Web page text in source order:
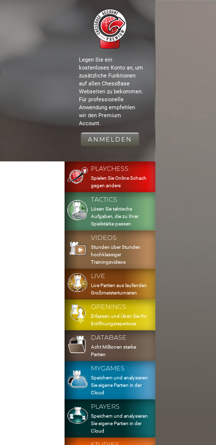
Legen Sie ein
kostenloses Konto an, um
zusätzliche Funktionen
auf allen ChessBase
Webseiten zu bekommen.
Für professionelle
Anwendung empfehlen
wir den Premium
Account.
ANMELDEN
PLAYCHESS
Spielen Sie Online Schach
gegen andere
TACTICS
Lösen Sie taktische
Aufgaben, die zu Ihrer
Spielstärke passen
VIDEOS
Stunden über Stunden
hochklassiger
Trainingsvideos
LIVE
Live Partien aus laufenden
Großmeisterturnieren
OPENINGS
Erfassen und Üben Sie Ihr
Eröffnungsrepertoire
DATABASE
Acht Millionen starke
Partien
MYGAMES
Speichern und analysieren
Sie eigene Partien in der
Cloud
PLAYERS
Speichern und analysieren
Sie eigene Partien in der
Cloud